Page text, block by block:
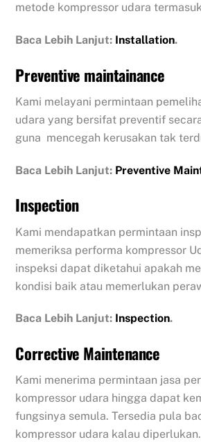
metode kompressor udara
Baca Lebih Lanjut: Installation.
Preventive maintainance
Kami melayani permintaan
udara yang bersifat preventif
guna mencegah kerusakan tak
Baca Lebih Lanjut: Preventive
Inspection
Kami mendapatkan permintaan
memeriksa performa kompressor
inspeksi dapat diketahui apakah
kondisi baik atau memerlukan
Baca Lebih Lanjut: Inspection.
Corrective Maintenance
Kami menerima permintaan jasa
kompressor udara hingga dapat
fungsinya semula. Tersedia pula
kompressor udara kalau diperlukan.